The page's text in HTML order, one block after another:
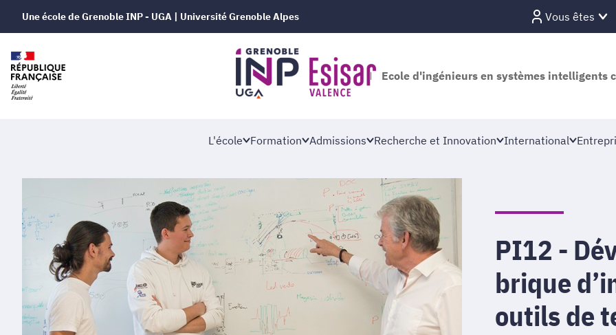
Une école de Grenoble INP - UGA | Université Grenoble Alpes Vous êtes
Ecole d'ingénieurs en systèmes intelligents
L'école Formation Admissions Recherche et Innovation International
PI12 -
brique
outils de